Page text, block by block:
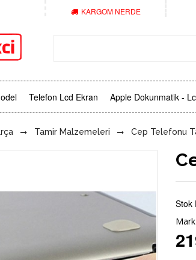
KARGOM NERDE
Telefon Lcd Ekran Apple Dokunmatik -
Tamir Malzemeleri Cep Telefonu
Stok